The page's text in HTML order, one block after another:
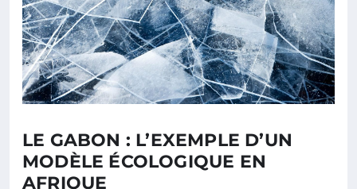
LE GABON : L’EXEMPLE D’UN
MODÈLE ÉCOLOGIQUE EN
AFRIQUE